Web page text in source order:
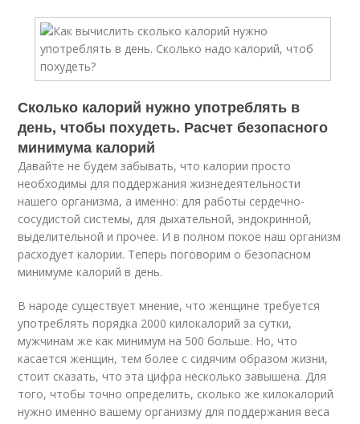
Сколько калорий нужно употреблять в
день, чтобы похудеть. Расчет безопасного
минимума калорий
Давайте не будем забывать, что калории просто
необходимы для поддержания жизнедеятельности
нашего организма, а именно: для работы сердечно-
сосудистой системы, для дыхательной, эндокринной,
выделительной и прочее. И в полном покое наш организм
расходует калории. Теперь поговорим о безопасном
минимуме калорий в день.
В народе существует мнение, что женщине требуется
употреблять порядка 2000 килокалорий за сутки,
мужчинам же как минимум на 500 больше. Но, что
касается женщин, тем более с сидячим образом жизни,
стоит сказать, что эта цифра несколько завышена. Для
того, чтобы точно определить, сколько же килокалорий
нужно именно вашему организму для поддержания веса